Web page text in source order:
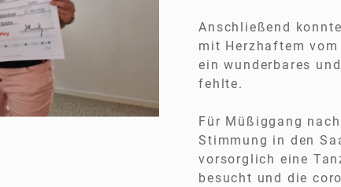
Anschließend
mit Herzhaftem
ein wunderbares
fehlte.
Für Müßiggang
Stimmung in den
vorsorglich eine
besucht und die